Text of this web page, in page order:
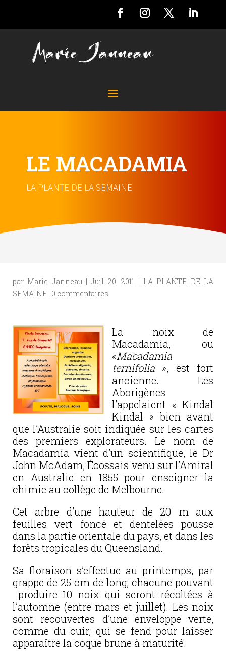
LE MACADAMIA
LA PLANTE DE LA SEMAINE
par Marie Janneau|Juil 20, 2011 | LA PLANTE DE LA
SEMAINE | 0 commentaires
La noix de
Macadamia, ou
«Macadamia
ternifolia »,
est fort
ancienne. Les
Aborigènes
l’appelaient « Kindal
Kindal » bien avant
que l’Australie soit indiquée sur les cartes
des premiers explorateurs. Le nom de
Macadamia vient d’un scientifique, le Dr
John McAdam, Écossais venu sur l’Amiral
en Australie en 1855 pour enseigner la
chimie au collège de Melbourne.
Cet arbre d’une hauteur de 20 m aux
feuilles vert foncé et dentelées pousse
dans la partie orientale du pays, et dans les
forêts tropicales du Queensland.
Sa floraison s’effectue au printemps, par
grappe de 25 cm de long; chacune pouvant
produire 10 noix qui seront récoltées à
l’automne (entre mars et juillet). Les noix
sont recouvertes d’une enveloppe verte,
comme du cuir, qui se fend pour laisser
apparaître la coque brune à maturité.